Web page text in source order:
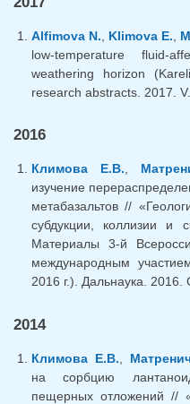
Alfimova N. Klimova E.
low-temperature fluid-
weathering horizon
research abstracts. 2017.
2016
Климова Е.В.,
изучение
метабазальтов //
субдукции, коллизии и
Материалы 3-й
международным
2016 г.). Дальнаука. 2016.
2014
Климова Е.В.
на сорбцию
пещерных отложений //